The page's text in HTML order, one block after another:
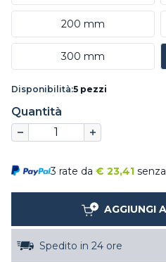
200 mm
300 mm
Disponibilità:5 pezzi
Quantità
3 rate da € 23,41
AGGIUNGI
Spedito in 24 ore